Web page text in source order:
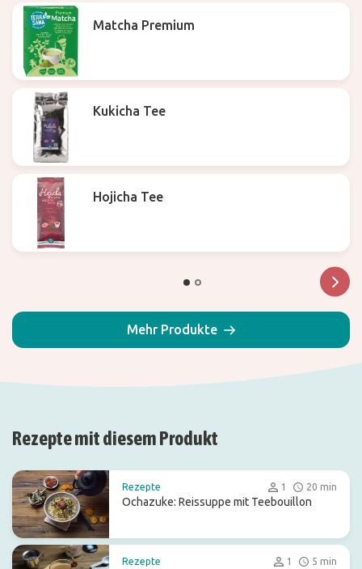
Matcha Premium
Kukicha Tee
Hojicha Tee
Mehr Produkte
Rezepte mit diesem Produkt
Rezepte 1 20 min
Ochazuke: Reissuppe mit Teebouillon
Rezepte 1 5 min